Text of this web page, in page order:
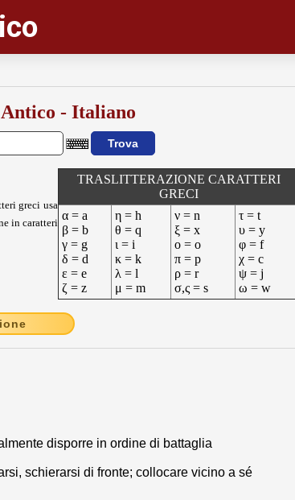
- Italiano
greci usa
in caratteri
TRASLITTERAZIONE CARATTERI
GRECI
α = a
β = b
γ = g
δ = d
ε = e
ζ = z
η = h
θ = q
ι = i
κ = k
λ = l
μ = m
ν = n
ξ = x
ο = o
π = p
ρ = r
σ,ς = s
τ = t
υ = y
φ = f
χ = c
ψ = j
ω = w
disporre in ordine di battaglia
schierarsi di fronte; collocare vicino a sé